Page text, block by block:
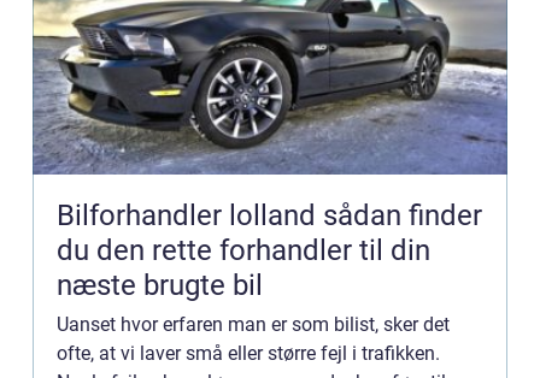
Bilforhandler lolland sådan finder
du den rette forhandler til din
næste brugte bil
Uanset hvor erfaren man er som bilist, sker det
ofte, at vi laver små eller større fejl i trafikken.